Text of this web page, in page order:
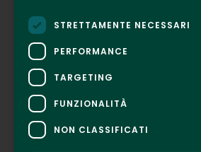
Facebook
Connect
CONTATTI
Per informazioni e supporto
STRETTAMENTE NECESSARI
PERFORMANCE
TARGETING
FUNZIONALITÀ
NON CLASSIFICATI